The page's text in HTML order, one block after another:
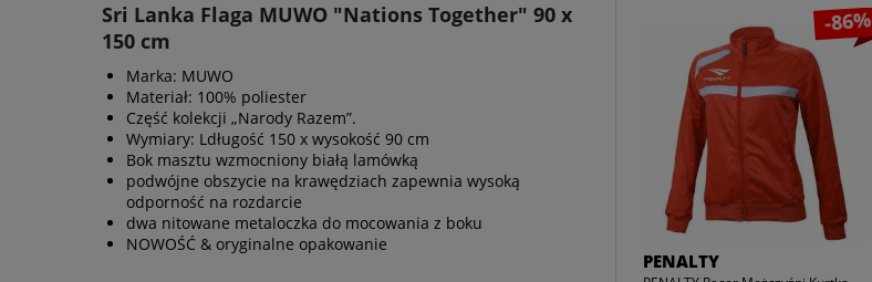
Sri Lanka Flaga MUWO "Nations Together" 90 x
150 cm
Marka: MUWO
Materiał: 100% poliester
Część kolekcji „Narody Razem”.
Wymiary: Ldługość 150 x wysokość 90 cm
Bok masztu wzmocniony białą lamówką
podwójne obszycie na krawędziach zapewnia wysoką
odporność na rozdarcie
dwa nitowane metaloczka do mocowania z boku
NOWOŚĆ & oryginalne opakowanie
-86%
PENALTY